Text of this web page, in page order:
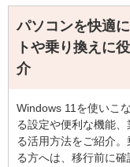
パソコンを快適
トや乗り換えに
介
Windows 11を使いこ
る設定や便利な機能
る活用方法をご紹介
る方へは、移行前に